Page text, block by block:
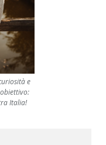
e
Italia!